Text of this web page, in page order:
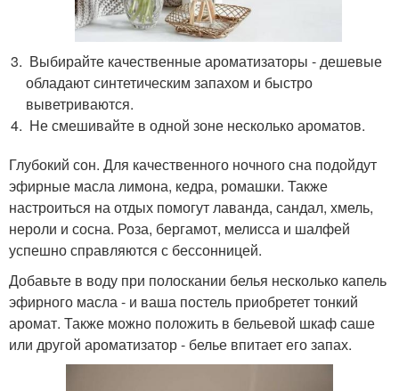
Выбирайте качественные ароматизаторы - дешевые
обладают синтетическим запахом и быстро
выветриваются.
Не смешивайте в одной зоне несколько ароматов.
Глубокий сон. Для качественного ночного сна подойдут
эфирные масла лимона, кедра, ромашки. Также
настроиться на отдых помогут лаванда, сандал, хмель,
нероли и сосна. Роза, бергамот, мелисса и шалфей
успешно справляются с бессонницей.
Добавьте в воду при полоскании белья несколько капель
эфирного масла - и ваша постель приобретет тонкий
аромат. Также можно положить в бельевой шкаф саше
или другой ароматизатор - белье впитает его запах.